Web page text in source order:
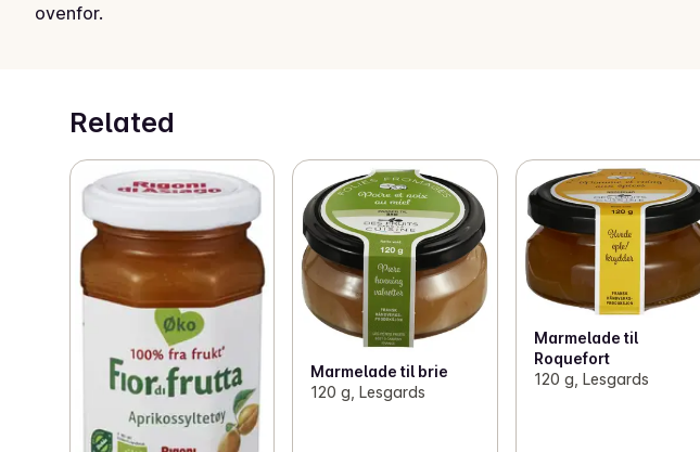
ovenfor.
Related
Marmelade til brie
120 g, Lesgards
Marmelade til
Roquefort
120 g, Lesgards